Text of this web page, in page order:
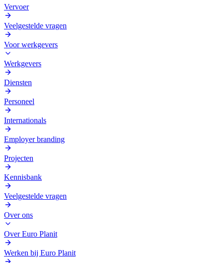
Vervoer
Veelgestelde vragen
Voor werkgevers
Werkgevers
Diensten
Personeel
Internationals
Employer branding
Projecten
Kennisbank
Veelgestelde vragen
Over ons
Over Euro Planit
Werken bij Euro Planit